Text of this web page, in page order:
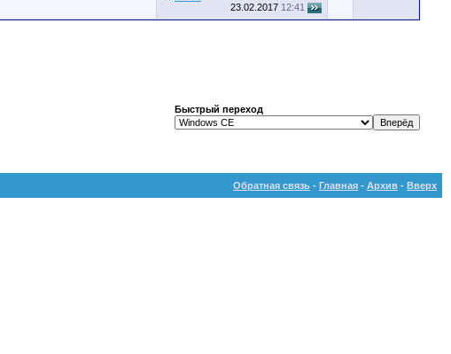
23.02.2017 12:41
Быстрый переход
Обратная связь - Главная - Архив - Вверх